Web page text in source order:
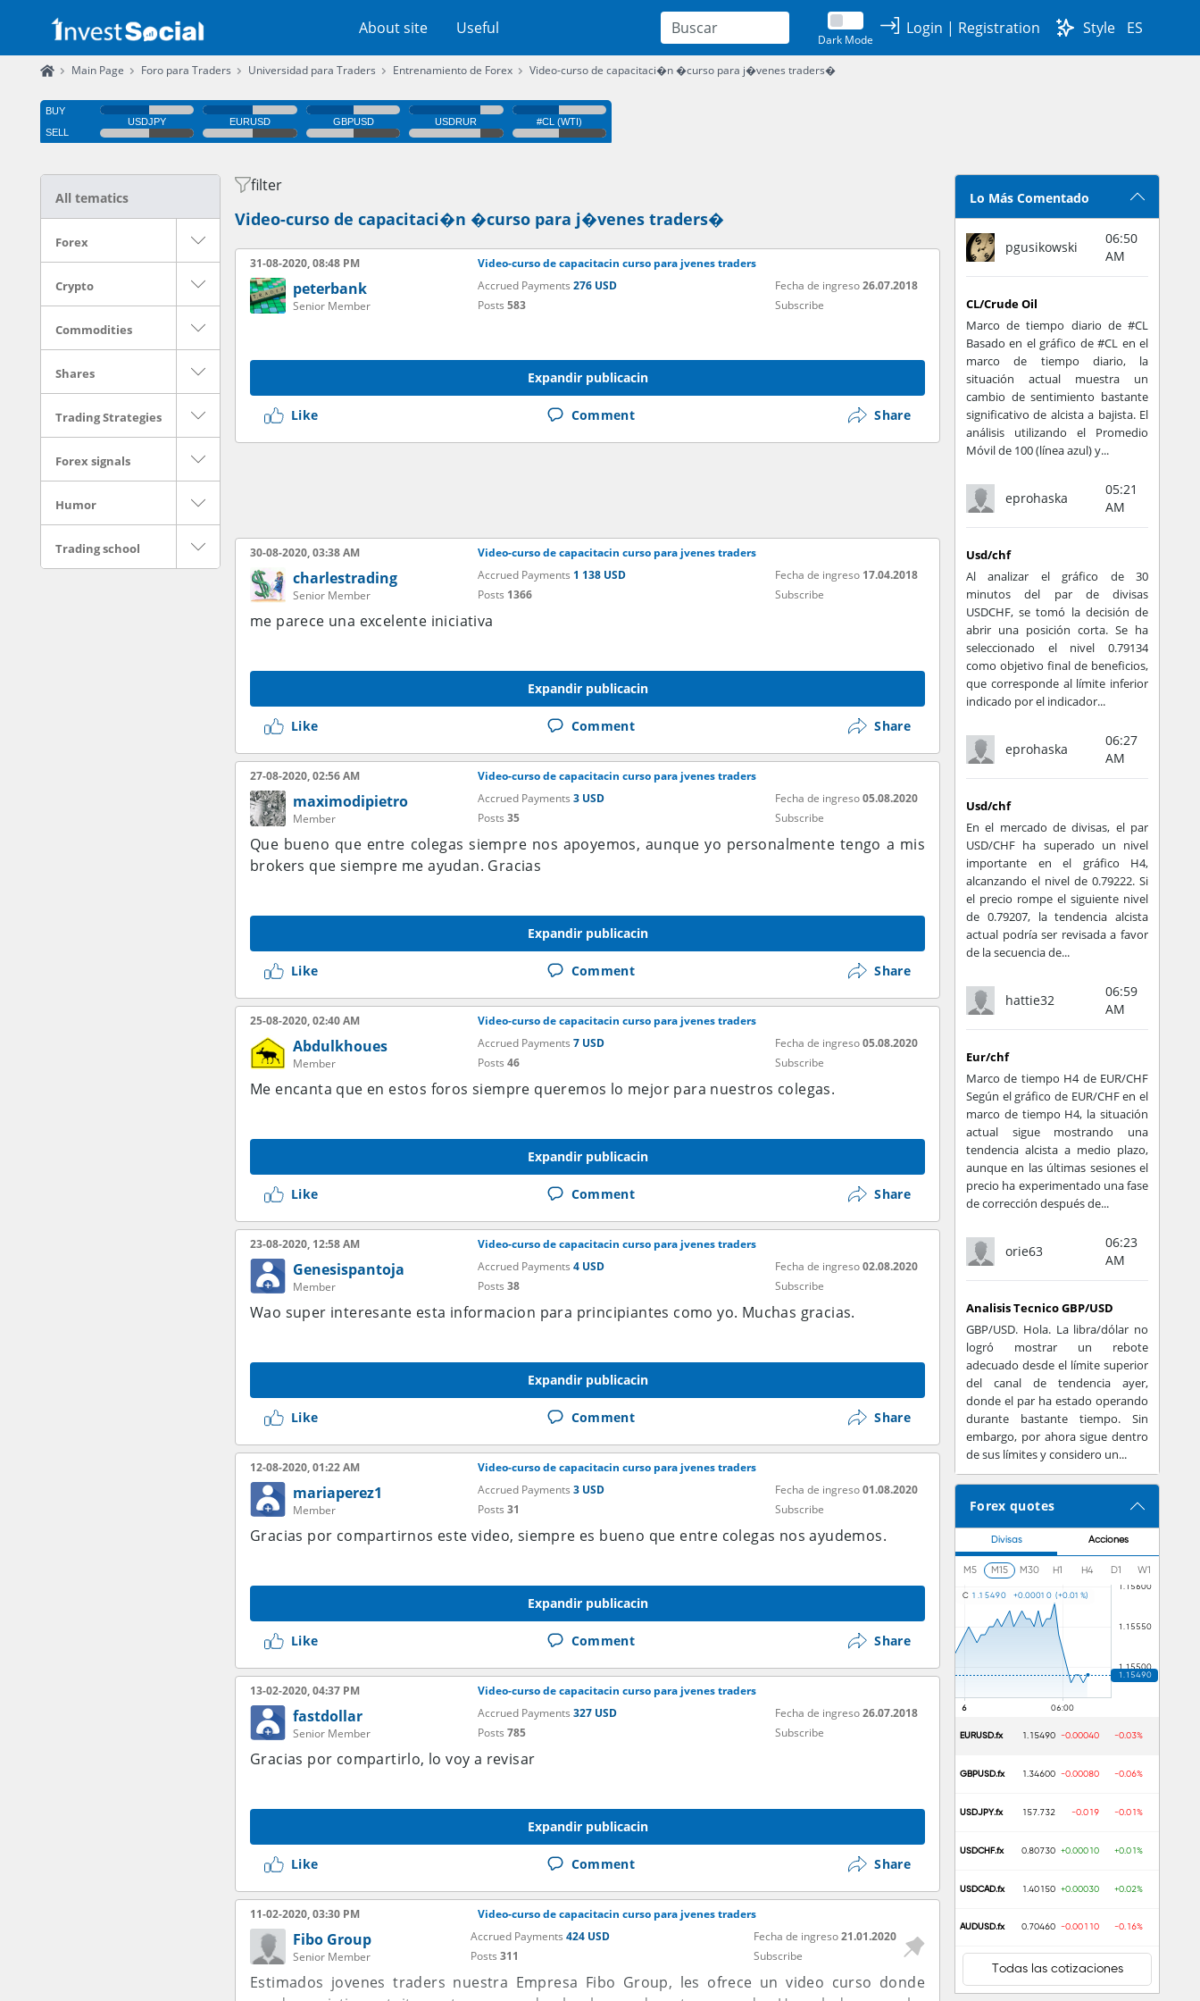
About site Useful
Dark Mode
Login | Registration Style ES
Main Page Foro para Traders Universidad para Traders Entrenamiento de Forex Video-curso de capacitaci�n �curso para j�venes traders�
All tematics
Forex
Crypto
Commodities
Shares
Trading Strategies
Forex signals
Humor
Trading school
filter
Video-curso de capacitaci�n �curso para j�venes traders�
31-08-2020, 08:48 PM Video-curso de capacitacin curso para jvenes traders
peterbank
Senior Member
Accrued Payments 276 USD
Posts 583
Fecha de ingreso26.07.2018
Subscribe
Expandir publicacin
Like Comment Share
30-08-2020, 03:38 AM Video-curso de capacitacin curso para jvenes traders
charlestrading
Senior Member
Accrued Payments 1 138 USD
Posts 1366
Fecha de ingreso 17.04.2018
Subscribe
me parece una excelente iniciativa
Expandir publicacin
Like Comment Share
27-08-2020, 02:56 AM Video-curso de capacitacin curso para jvenes traders
maximodipietro
Member
Accrued Payments 3 USD
Posts 35
Fecha de ingreso05.08.2020
Subscribe
Que bueno que entre colegas siempre nos apoyemos, aunque yo personalmente tengo a mis
brokers que siempre me ayudan. Gracias
Expandir publicacin
Like Comment Share
25-08-2020, 02:40 AM Video-curso de capacitacin curso para jvenes traders
Abdulkhoues
Member
Accrued Payments 7 USD
Posts 46
Fecha de ingreso05.08.2020
Subscribe
Me encanta que en estos foros siempre queremos lo mejor para nuestros colegas.
Expandir publicacin
Like Comment Share
23-08-2020, 12:58 AM Video-curso de capacitacin curso para jvenes traders
Genesispantoja
Member
Accrued Payments 4 USD
Posts 38
Fecha de ingreso02.08.2020
Subscribe
Wao super interesante esta informacion para principiantes como yo. Muchas gracias.
Expandir publicacin
Like Comment Share
12-08-2020, 01:22 AM Video-curso de capacitacin curso para jvenes traders
mariaperez1
Member
Accrued Payments 3 USD
Posts 31
Fecha de ingreso01.08.2020
Subscribe
Gracias por compartirnos este video, siempre es bueno que entre colegas nos ayudemos.
Expandir publicacin
Like Comment Share
13-02-2020, 04:37 PM Video-curso de capacitacin curso para jvenes traders
fastdollar
Senior Member
Accrued Payments 327 USD
Posts 785
Fecha de ingreso26.07.2018
Subscribe
Gracias por compartirlo, lo voy a revisar
Expandir publicacin
Like Comment Share
11-02-2020, 03:30 PM Video-curso de capacitacin curso para jvenes traders
Fibo Group
Senior Member
Accrued Payments 424 USD
Posts 311
Fecha de ingreso21.01.2020
Subscribe
Estimados jovenes traders nuestra Empresa Fibo Group, les ofrece un video curso donde
Lo Más Comentado
pgusikowski
06:50
AM
CL/Crude Oil
Marco de tiempo diario de #CL
Basado en el gráfico de #CL en el
marco de tiempo diario, la
situación actual muestra un
cambio de sentimiento bastante
significativo de alcista a bajista. El
análisis utilizando el Promedio
Móvil de 100 (línea azul) y...
eprohaska
05:21
AM
Usd/chf
Al analizar el gráfico de 30
minutos del par de divisas
USDCHF, se tomó la decisión de
abrir una posición corta. Se ha
seleccionado el nivel 0.79134
como objetivo final de beneficios,
que corresponde al límite inferior
indicado por el indicador...
eprohaska
06:27
AM
Usd/chf
En el mercado de divisas, el par
USD/CHF ha superado un nivel
importante en el gráfico H4,
alcanzando el nivel de 0.79222. Si
el precio rompe el siguiente nivel
de 0.79207, la tendencia alcista
actual podría ser revisada a favor
de la secuencia de...
hattie32
06:59
AM
Eur/chf
Marco de tiempo H4 de EUR/CHF
Según el gráfico de EUR/CHF en el
marco de tiempo H4, la situación
actual sigue mostrando una
tendencia alcista a medio plazo,
aunque en las últimas sesiones el
precio ha experimentado una fase
de corrección después de...
orie63
06:23
AM
Analisis Tecnico GBP/USD
GBP/USD. Hola. La libra/dólar no
logró mostrar un rebote
adecuado desde el límite superior
del canal de tendencia ayer,
donde el par ha estado operando
durante bastante tiempo. Sin
embargo, por ahora sigue dentro
de sus límites y considero un...
Forex quotes
Divisas Acciones
M5 M15 M30 H1 H4 D1 W1
C 1 .1 5490 +0.0001 0 (+0.01 %)
EURUSD.fx 1.15490 -0.00040 -0.03%
GBPUSD.fx 1.34600 -0.00080 -0.06%
USDJPY.fx 157.732 -0.019 -0.01%
USDCHF.fx 0.80730 +0.00010 +0.01%
USDCAD.fx 1.40150 +0.00030 +0.02%
AUDUSD.fx 0.70460 -0.00110 -0.16%
Todas las cotizaciones